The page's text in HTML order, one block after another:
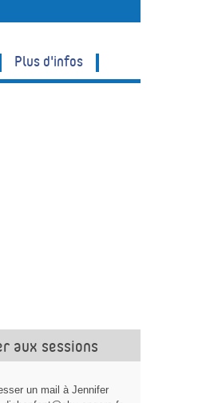
Plus d'infos
aux sessions
un mail à Jennifer